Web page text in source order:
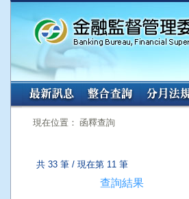
:::
現在位置： 函釋查詢
共 33 筆 / 現在第 11 筆
查詢結果